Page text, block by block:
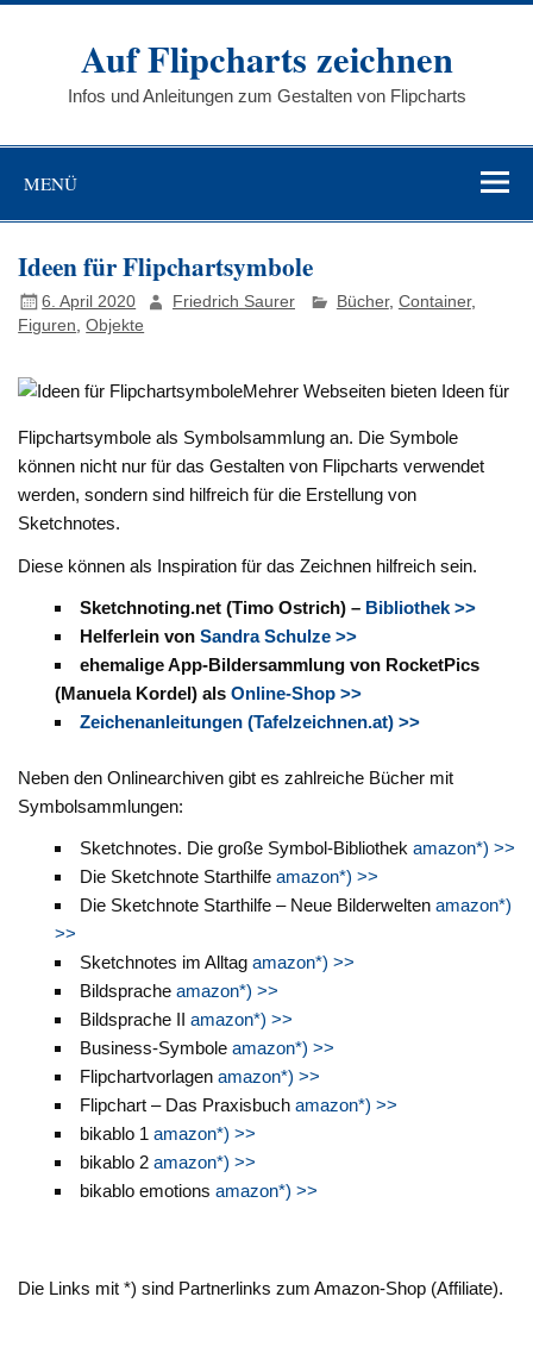
Auf Flipcharts zeichnen
Infos und Anleitungen zum Gestalten von Flipcharts
MENÜ
Ideen für Flipchartsymbole
6. April 2020 Friedrich Saurer Bücher, Container,
Figuren,Objekte
Mehrer Webseiten bieten Ideen für
Flipchartsymbole als Symbolsammlung an. Die Symbole
können nicht nur für das Gestalten von Flipcharts verwendet
werden, sondern sind hilfreich für die Erstellung von
Sketchnotes.
Diese können als Inspiration für das Zeichnen hilfreich sein.
Sketchnoting.net (Timo Ostrich) – Bibliothek >>
Helferlein von Sandra Schulze >>
ehemalige App-Bildersammlung von RocketPics
(Manuela Kordel) als Online-Shop >>
Zeichenanleitungen (Tafelzeichnen.at) >>
Neben den Onlinearchiven gibt es zahlreiche Bücher mit
Symbolsammlungen:
Sketchnotes. Die große Symbol-Bibliothek amazon*) >>
Die Sketchnote Starthilfe amazon*) >>
Die Sketchnote Starthilfe – Neue Bilderwelten amazon*)
>>
Sketchnotes im Alltag amazon*) >>
Bildsprache amazon*) >>
Bildsprache II amazon*) >>
Business-Symbole amazon*) >>
Flipchartvorlagen amazon*) >>
Flipchart – Das Praxisbuch amazon*) >>
bikablo 1 amazon*) >>
bikablo 2 amazon*) >>
bikablo emotions amazon*) >>
Die Links mit *) sind Partnerlinks zum Amazon-Shop (Affiliate).